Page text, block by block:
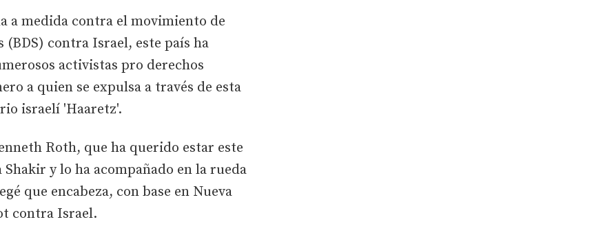
a medida contra el movimiento de
(BDS) contra Israel, este país ha
activistas pro derechos
a quien se expulsa a través de esta
israelí 'Haaretz'.
Roth, que ha querido estar este
y lo ha acompañado en la rueda
que encabeza, con base en Nueva
contra Israel.